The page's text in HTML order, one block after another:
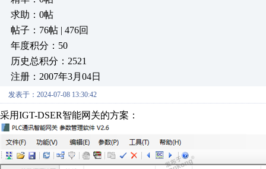
求助：0帖
帖子：76帖 | 476回
年度积分：50
历史总积分：2521
注册：2007年3月04日
发表于：2024-07-08 13:30:42
采用IGT-DSER智能网关的方案：